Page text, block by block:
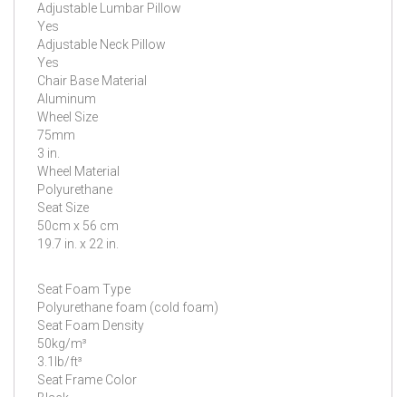
Adjustable Lumbar Pillow
Yes
Adjustable Neck Pillow
Yes
Chair Base Material
Aluminum
Wheel Size
75mm
3 in.
Wheel Material
Polyurethane
Seat Size
50cm x 56 cm
19.7 in. x 22 in.
Seat Foam Type
Polyurethane foam (cold foam)
Seat Foam Density
50kg/m³
3.1lb/ft³
Seat Frame Color